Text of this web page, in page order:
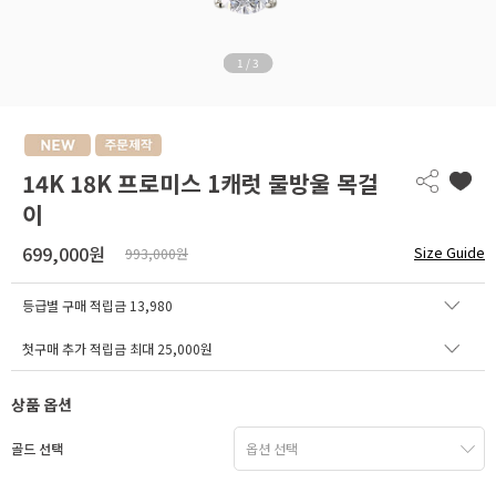
1 / 3
14K 18K 프로미스 1캐럿 물방울 목걸
이
699,000원 993,000원 Size Guide
등급별 구매 적립금 13,980
첫구매 추가 적립금 최대 25,000원
상품 옵션
골드 선택